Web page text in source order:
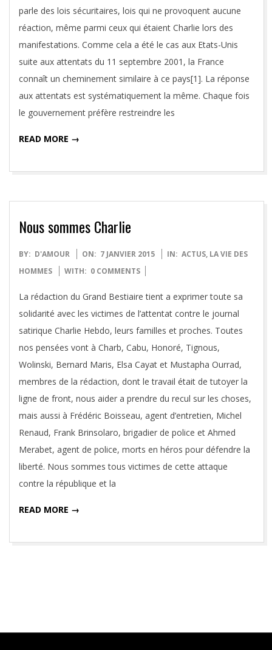
parle des lois sécuritaires, lois qui ne provoquent aucune
réaction, même parmi ceux qui étaient Charlie lors des
manifestations. Comme cela a été le cas aux Etats-Unis
suite aux attentats du 11 septembre 2001, la France
connaît un cheminement similaire à ce pays[1]. La réponse
aux attentats est systématiquement la même. Chaque fois
le gouvernement préfère restreindre les
READ MORE →
Nous sommes Charlie
2015-
01-
BY: D'AMOUR ON: 7 JANVIER 2015 IN: ACTUS, LA VIE DES
HOMMES
WITH: 0 COMMENTS
La rédaction du Grand Bestiaire tient a exprimer toute sa
solidarité avec les victimes de l’attentat contre le journal
satirique Charlie Hebdo, leurs familles et proches. Toutes
nos pensées vont à Charb, Cabu, Honoré, Tignous,
Wolinski, Bernard Maris, Elsa Cayat et Mustapha Ourrad,
membres de la rédaction, dont le travail était de tutoyer la
ligne de front, nous aider a prendre du recul sur les choses,
mais aussi à Frédéric Boisseau, agent d’entretien, Michel
Renaud, Frank Brinsolaro, brigadier de police et Ahmed
Merabet, agent de police, morts en héros pour défendre la
liberté. Nous sommes tous victimes de cette attaque
contre la république et la
READ MORE →